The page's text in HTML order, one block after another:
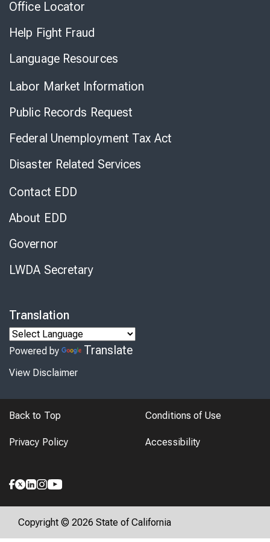
Office Locator
Help Fight Fraud
Language Resources
Labor Market Information
Public Records Request
Federal Unemployment Tax Act
Disaster Related Services
Contact EDD
About EDD
Governor
LWDA Secretary
Translation
Powered by Translate
View Disclaimer
Back to Top Conditions of Use
Privacy Policy Accessibility
Copyright © 2026 State of California